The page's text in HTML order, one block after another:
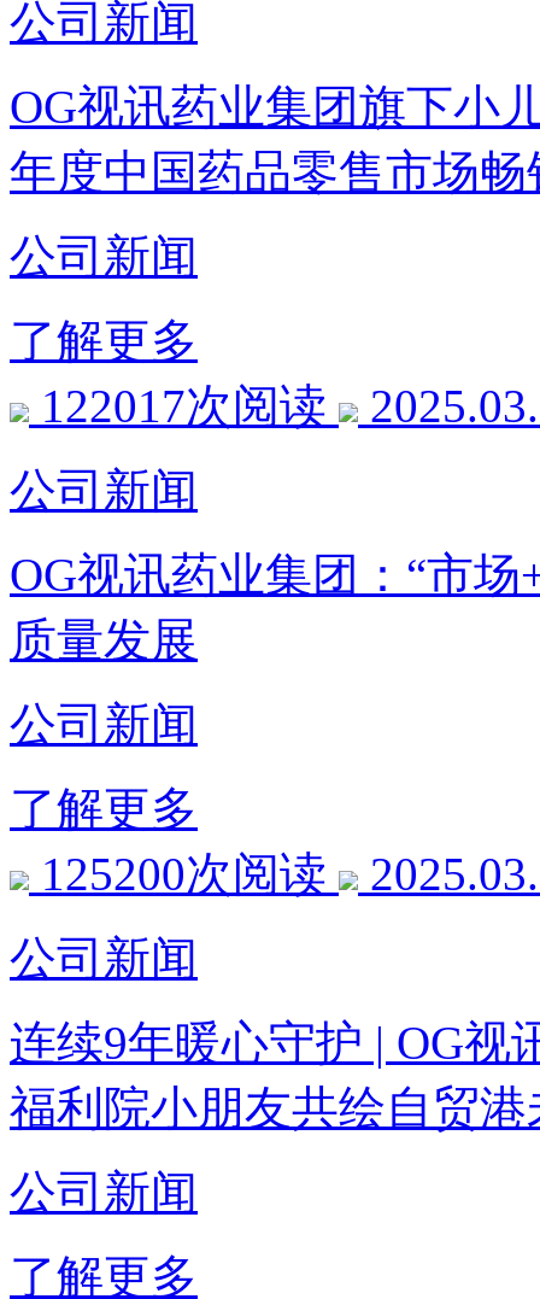
公司新闻
OG视讯药业集团旗下小
年度中国药品零售市场畅
公司新闻
了解更多
122017次阅读
公司新闻
OG视讯药业集团：“市
质量发展
公司新闻
了解更多
125200次阅读
公司新闻
连续9年暖心守护 | OG
福利院小朋友共绘自贸港
公司新闻
了解更多